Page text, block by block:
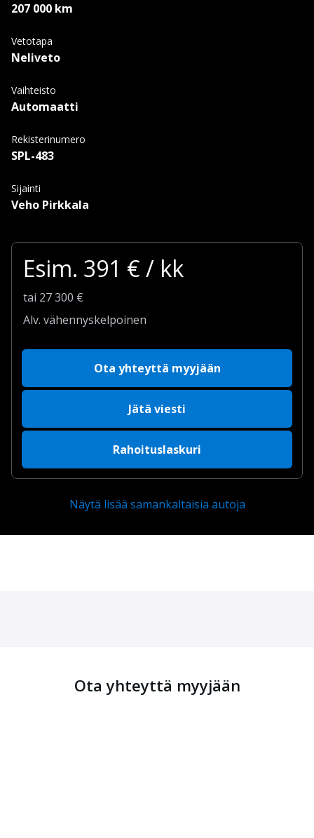
207 000 km
Vetotapa
Neliveto
Vaihteisto
Automaatti
Rekisterinumero
SPL-483
Sijainti
Veho Pirkkala
Esim. 391 € / kk
tai 27 300 €
Alv. vähennyskelpoinen
Ota yhteyttä myyjään
Jätä viesti
Rahoituslaskuri
Näytä lisää samankaltaisia autoja
Ota yhteyttä myyjään